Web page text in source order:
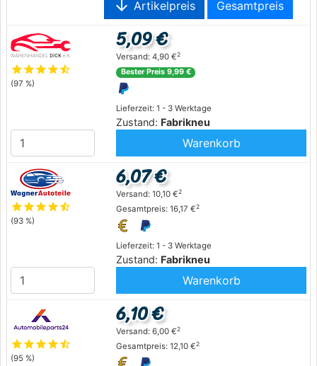
arrow_downward Artikelpreis Gesamtpreis
starstarstarstarstar_half
(97 %)
Lieferzeit: 1 - 3 Werktage
Zustand: Fabrikneu
5,09 €
Versand: 4,90 €2
Bester Preis 9,99 €
Warenkorb
starstarstarstarstar_half
(93 %)
Lieferzeit: 1 - 3 Werktage
Zustand: Fabrikneu
6,07 €
Versand: 10,10 €2
Gesamtpreis: 16,17 €2
Warenkorb
starstarstarstarstar_half
(95 %)
6,10 €
Versand: 6,00 €2
Gesamtpreis: 12,10 €2